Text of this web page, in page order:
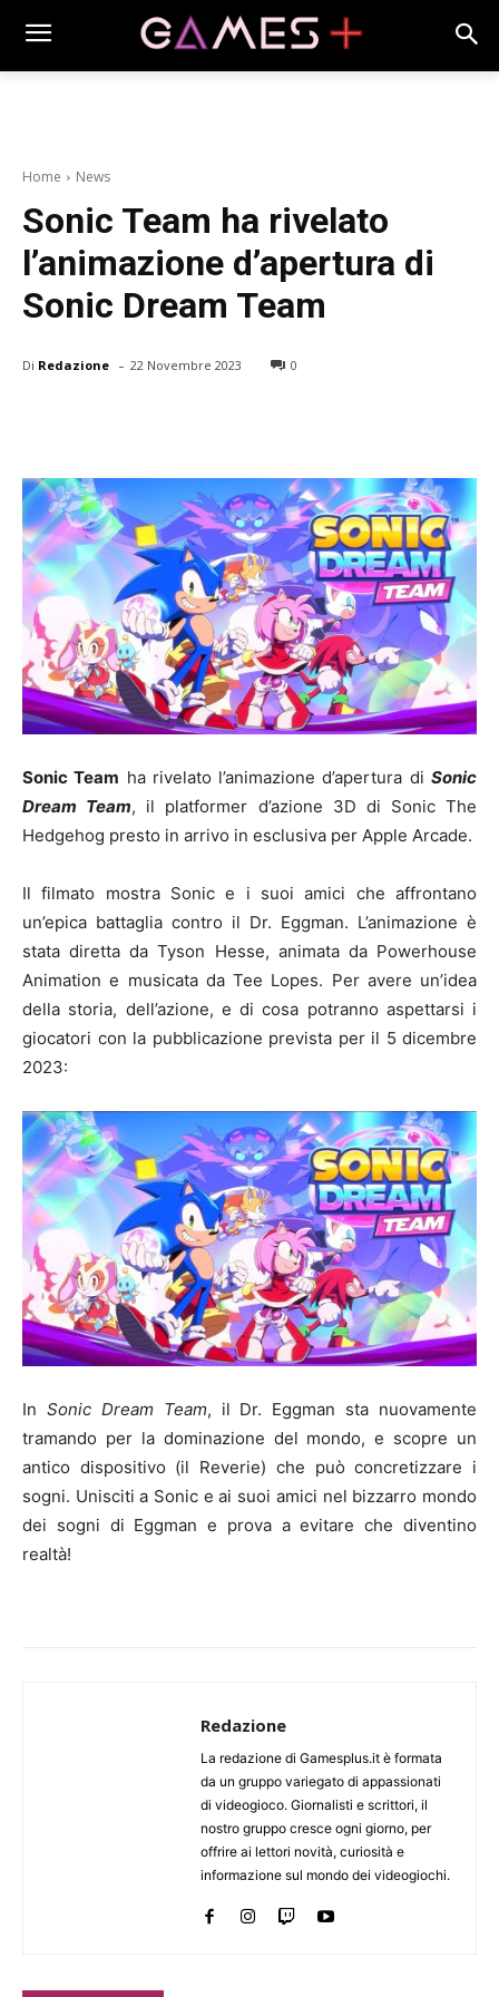
Home News
Sonic Team ha rivelato
l’animazione d’apertura di
Sonic Dream Team
Di Redazione - 22 Novembre 2023 0
Sonic Team ha rivelato l’animazione d’apertura diSonic
Dream Team, il platformer d’azione 3D di Sonic The
Hedgehog presto in arrivo in esclusiva per Apple Arcade.
Il filmato mostra Sonic e i suoi amici che affrontano
un’epica battaglia contro il Dr. Eggman. L’animazione è
stata diretta da Tyson Hesse, animata da Powerhouse
Animation e musicata da Tee Lopes. Per avere un’idea
della storia, dell’azione, e di cosa potranno aspettarsi i
giocatori con la pubblicazione prevista per il 5 dicembre
2023:
In Sonic Dream Team, il Dr. Eggman sta nuovamente
tramando per la dominazione del mondo, e scopre un
antico dispositivo (il Reverie) che può concretizzare i
sogni. Unisciti a Sonic e ai suoi amici nel bizzarro mondo
dei sogni di Eggman e prova a evitare che diventino
realtà!
Redazione
La redazione di Gamesplus.it è formata
da un gruppo variegato di appassionati
di videogioco. Giornalisti e scrittori, il
nostro gruppo cresce ogni giorno, per
offrire ai lettori novità, curiosità e
informazione sul mondo dei videogiochi.